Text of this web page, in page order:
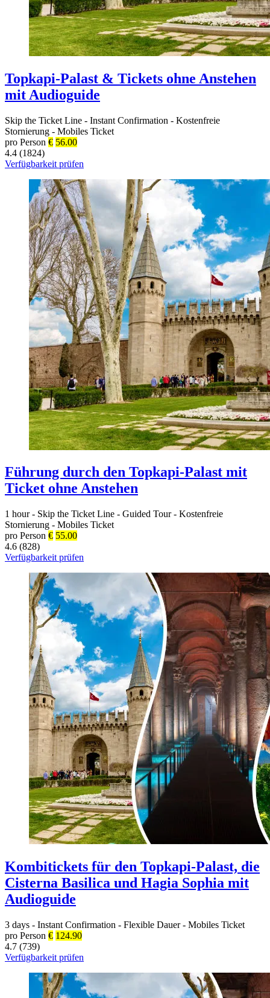
Topkapi-Palast & Tickets ohne Anstehen
mit Audioguide
Skip the Ticket Line - Instant Confirmation - Kostenfreie
Stornierung - Mobiles Ticket
pro Person € 56.00
4.4 (1824)
Verfügbarkeit prüfen
Führung durch den Topkapi-Palast mit
Ticket ohne Anstehen
1 hour - Skip the Ticket Line - Guided Tour - Kostenfreie
Stornierung - Mobiles Ticket
pro Person € 55.00
4.6 (828)
Verfügbarkeit prüfen
Kombitickets für den Topkapi-Palast, die
Cisterna Basilica und Hagia Sophia mit
Audioguide
3 days - Instant Confirmation - Flexible Dauer - Mobiles Ticket
pro Person € 124.90
4.7 (739)
Verfügbarkeit prüfen